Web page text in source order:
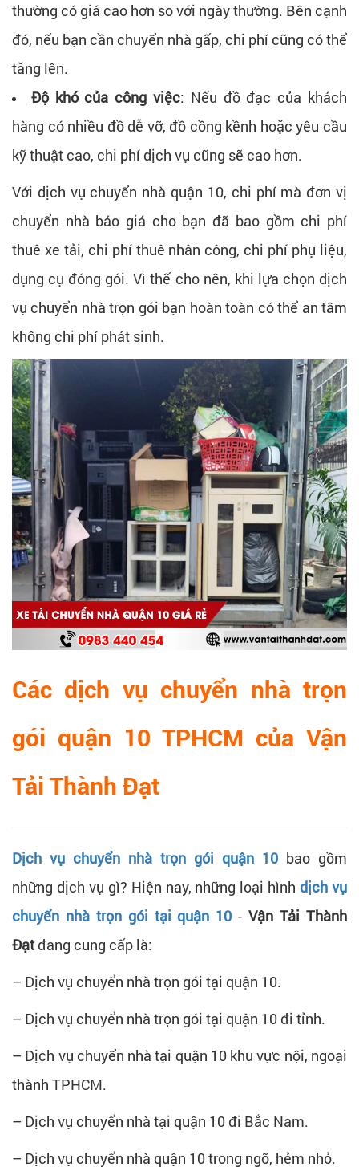
thường có giá cao hơn so với ngày thường. Bên cạnh
đó, nếu bạn cần chuyển nhà gấp, chi phí cũng có thể
tăng lên.
Độ khó của công việc: Nếu đồ đạc của khách
hàng có nhiều đồ dễ vỡ, đồ cồng kềnh hoặc yêu cầu
kỹ thuật cao, chi phí dịch vụ cũng sẽ cao hơn.
Với dịch vụ chuyển nhà quận 10, chi phí mà đơn vị
chuyển nhà báo giá cho bạn đã bao gồm chi phí
thuê xe tải, chi phí thuê nhân công, chi phí phụ liệu,
dụng cụ đóng gói. Vì thế cho nên, khi lựa chọn dịch
vụ chuyển nhà trọn gói bạn hoàn toàn có thể an tâm
không chi phí phát sinh.
Các dịch vụ chuyển nhà trọn
gói quận 10 TPHCM của Vận
Tải Thành Đạt
Dịch vụ chuyển nhà trọn gói quận 10 bao gồm
những dịch vụ gì? Hiện nay, những loại hìnhdịch vụ
chuyển nhà trọn gói tại quận 10 -Vận Tải Thành
Đạt đang cung cấp là:
– Dịch vụ chuyển nhà trọn gói tại quận 10.
– Dịch vụ chuyển nhà trọn gói tại quận 10 đi tỉnh.
– Dịch vụ chuyển nhà tại quận 10 khu vực nội, ngoại
thành TPHCM.
– Dịch vụ chuyển nhà tại quận 10 đi Bắc Nam.
– Dịch vụ chuyển nhà quận 10 trong ngõ, hẻm nhỏ.